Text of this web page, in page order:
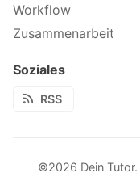
Workflow
Zusammenarbeit
Soziales
RSS
©2026 Dein Tutor.